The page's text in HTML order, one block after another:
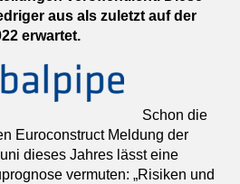
aus als zuletzt auf der
erwartet.
Schon die
Euroconstruct Meldung der
dieses Jahres lässt eine
vermuten: „Risiken und